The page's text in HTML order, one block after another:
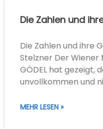
Die Zahlen und
Die Zahlen und ihre
Stelzner Der Wiener
GÖDEL hat gezeigt,
unvollkommen und
MEHR LESEN »